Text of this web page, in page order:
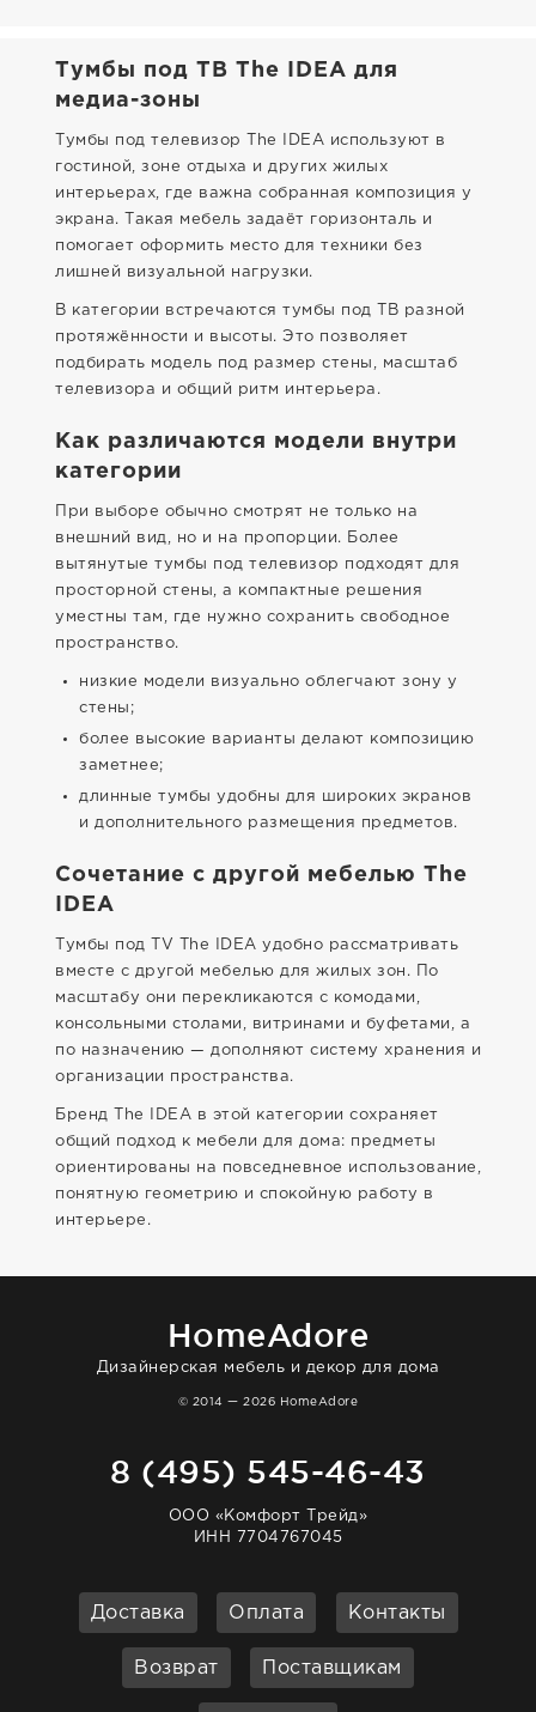
Тумбы под ТВ The IDEA для
медиа-зоны
Тумбы под телевизор The IDEA используют в
гостиной, зоне отдыха и других жилых
интерьерах, где важна собранная композиция у
экрана. Такая мебель задаёт горизонталь и
помогает оформить место для техники без
лишней визуальной нагрузки.
В категории встречаются тумбы под ТВ разной
протяжённости и высоты. Это позволяет
подбирать модель под размер стены, масштаб
телевизора и общий ритм интерьера.
Как различаются модели внутри
категории
При выборе обычно смотрят не только на
внешний вид, но и на пропорции. Более
вытянутые тумбы под телевизор подходят для
просторной стены, а компактные решения
уместны там, где нужно сохранить свободное
пространство.
низкие модели визуально облегчают зону у
стены;
более высокие варианты делают композицию
заметнее;
длинные тумбы удобны для широких экранов
и дополнительного размещения предметов.
Сочетание с другой мебелью The
IDEA
Тумбы под TV The IDEA удобно рассматривать
вместе с другой мебелью для жилых зон. По
масштабу они перекликаются с комодами,
консольными столами, витринами и буфетами, а
по назначению — дополняют систему хранения и
организации пространства.
Бренд The IDEA в этой категории сохраняет
общий подход к мебели для дома: предметы
ориентированы на повседневное использование,
понятную геометрию и спокойную работу в
интерьере.
HomeAdore
Дизайнерская мебель и декор для дома
© 2014 — 2026 HomeAdore
8 (495) 545-46-43
ООО «Комфорт Трейд»
ИНН 7704767045
Доставка Оплата Контакты
Возврат Поставщикам